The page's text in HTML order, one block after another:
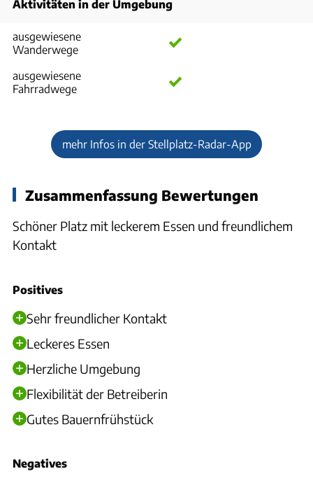
Aktivitäten in der Umgebung
ausgewiesene
Wanderwege
ausgewiesene
Fahrradwege
mehr Infos in der Stellplatz-Radar-App
Zusammenfassung Bewertungen
Schöner Platz mit leckerem Essen und freundlichem
Kontakt
Positives
Sehr freundlicher Kontakt
Leckeres Essen
Herzliche Umgebung
Flexibilität der Betreiberin
Gutes Bauernfrühstück
Negatives